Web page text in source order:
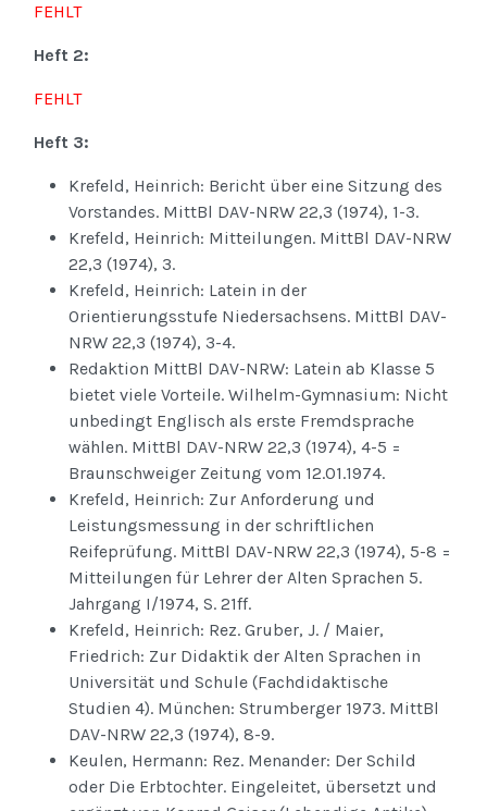
FEHLT
Heft 2:
FEHLT
Heft 3:
Krefeld, Heinrich: Bericht über eine Sitzung des
Vorstandes. MittBl DAV-NRW 22,3 (1974), 1-3.
Krefeld, Heinrich: Mitteilungen. MittBl DAV-NRW
22,3 (1974), 3.
Krefeld, Heinrich: Latein in der
Orientierungsstufe Niedersachsens. MittBl DAV-
NRW 22,3 (1974), 3-4.
Redaktion MittBl DAV-NRW: Latein ab Klasse 5
bietet viele Vorteile. Wilhelm-Gymnasium: Nicht
unbedingt Englisch als erste Fremdsprache
wählen. MittBl DAV-NRW 22,3 (1974), 4-5 =
Braunschweiger Zeitung vom 12.01.1974.
Krefeld, Heinrich: Zur Anforderung und
Leistungsmessung in der schriftlichen
Reifeprüfung. MittBl DAV-NRW 22,3 (1974), 5-8 =
Mitteilungen für Lehrer der Alten Sprachen 5.
Jahrgang I/1974, S. 21ff.
Krefeld, Heinrich: Rez. Gruber, J. / Maier,
Friedrich: Zur Didaktik der Alten Sprachen in
Universität und Schule (Fachdidaktische
Studien 4). München: Strumberger 1973. MittBl
DAV-NRW 22,3 (1974), 8-9.
Keulen, Hermann: Rez. Menander: Der Schild
oder Die Erbtochter. Eingeleitet, übersetzt und